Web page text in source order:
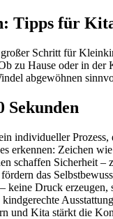
Tipps für
Schritt für
zu Hause oder in der
abgewöhnen
Sekunden
individueller
erkennen: Zeichen
schaffen Sicherheit –
das
keine Druck
und Kita stärkt die